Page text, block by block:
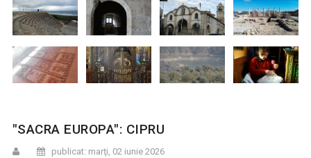
"SACRA EUROPA": CIPRU
publicat: marţi, 02 iunie 2026